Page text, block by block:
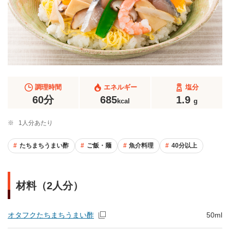
調理時間
60分
エネルギー
685kcal
塩分
1.9 g
※ 1人分あたり
たちまちうまい酢 ご飯・麺 魚介料理 40分以上
材料（2人分）
オタフクたちまちうまい酢 50ml